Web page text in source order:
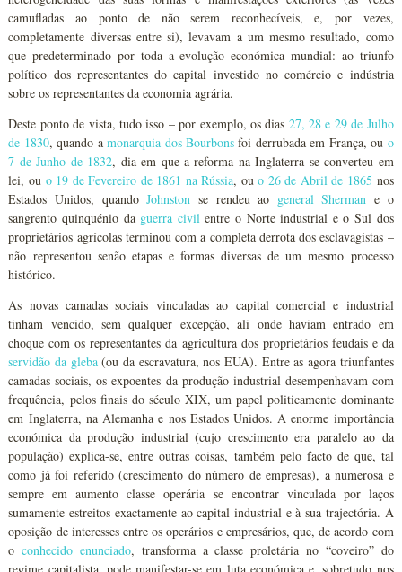
camufladas ao ponto de não serem reconhecíveis, e, por vezes,
completamente diversas entre si), levavam a um mesmo resultado, como
que predeterminado por toda a evolução económica mundial: ao triunfo
político dos representantes do capital investido no comércio e indústria
sobre os representantes da economia agrária.
Deste ponto de vista, tudo isso – por exemplo, os dias 27, 28 e 29 de Julho
de 1830, quando amonarquia dos Bourbons foi derrubada em França, ou o
7 de Junho de 1832, dia em que a reforma na Inglaterra se converteu em
lei, ou o 19 de Fevereiro de 1861 na Rússia, ouo 26 de Abril de 1865 nos
Estados Unidos, quandoJohnston se rendeu ao general Sherman e o
sangrento quinquénio da guerra civilentre o Norte industrial e o Sul dos
proprietários agrícolas terminou com a completa derrota dos esclavagistas –
não representou senão etapas e formas diversas de um mesmo processo
histórico.
As novas camadas sociais vinculadas ao capital comercial e industrial
tinham vencido, sem qualquer excepção, ali onde haviam entrado em
choque com os representantes da agricultura dos proprietários feudais e da
servidão da gleba(ou da escravatura, nos EUA). Entre as agora triunfantes
camadas sociais, os expoentes da produção industrial desempenhavam com
frequência, pelos finais do século XIX, um papel politicamente dominante
em Inglaterra, na Alemanha e nos Estados Unidos. A enorme importância
económica da produção industrial (cujo crescimento era paralelo ao da
população) explica-se, entre outras coisas, também pelo facto de que, tal
como já foi referido (crescimento do número de empresas), a numerosa e
sempre em aumento classe operária se encontrar vinculada por laços
sumamente estreitos exactamente ao capital industrial e à sua trajectória. A
oposição de interesses entre os operários e empresários, que, de acordo com
oconhecido enunciado, transforma a classe proletária no “coveiro” do